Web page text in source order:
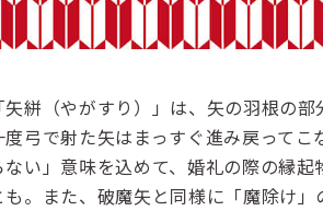
矢絣（やがすり）」は、矢の羽根の
度弓で射た矢はまっすぐ進み戻って
ない」意味を込めて、婚礼の際の縁起
も。また、破魔矢と同様に「魔除け